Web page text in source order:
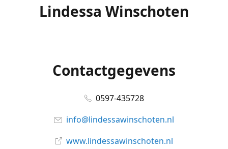
Lindessa Winschoten
Contactgegevens
0597-435728
info@lindessawinschoten.nl
www.lindessawinschoten.nl